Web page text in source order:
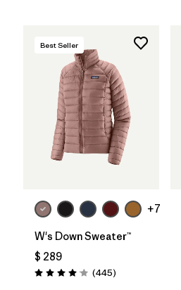
Best Seller
+7
W's Down Sweater™
$ 289
Valoración: 4.1 / 5
(445Comentarios
)